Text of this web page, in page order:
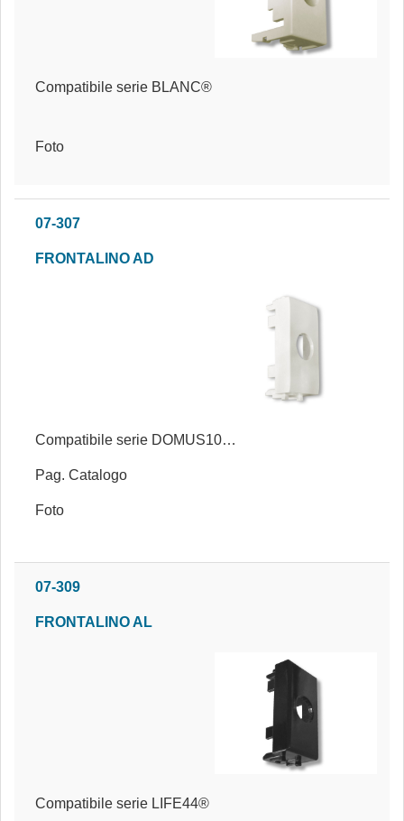
Compatibile serie BLANC®
Foto
07-307
FRONTALINO AD
Compatibile serie DOMUS100®
Pag. Catalogo
Foto
07-309
FRONTALINO AL
Compatibile serie LIFE44®